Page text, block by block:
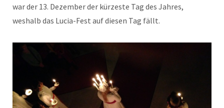
war der 13. Dezem­ber der kürzeste Tag des Jahres,
weshalb das Lucia-Fest auf diesen Tag fällt.